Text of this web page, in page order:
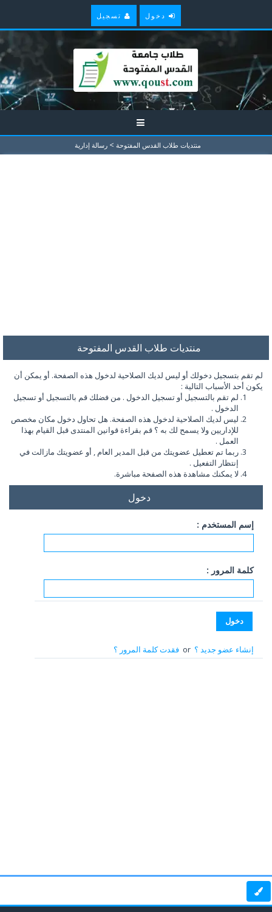
دخول تسجيل
منتديات طلاب القدس المفتوحة > رسالة إدارية
منتديات طلاب القدس المفتوحة
لم تقم بتسجيل دخولك أو ليس لديك الصلاحية لدخول هذه الصفحة. أو يمكن أن
يكون أحد الأسباب التالية :
لم تقم بالتسجيل أو تسجيل الدخول . من فضلك قم بالتسجيل أو تسجيل
الدخول .
ليس لديك الصلاحية لدخول هذه الصفحة. هل تحاول دخول مكان مخصص
للإداريين ولا يسمح لك به ؟ قم بقراءة قوانين المنتدى قبل القيام بهذا
العمل .
ربما تم تعطيل عضويتك من قبل المدير العام , أو عضويتك مازالت في
إنتظار التفعيل .
لا يمكنك مشاهدة هذه الصفحة مباشرة.
دخول
إسم المستخدم :
كلمة المرور :
إنشاء عضو جديد ؟or فقدت كلمة المرور ؟